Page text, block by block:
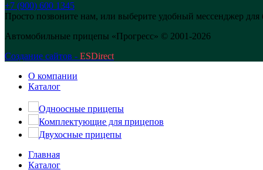
+7 (900) 600 1345
Просто позвоните нам, или выберите удобный мессенджер для
Автомобильные прицепы «Прогресс» © 2001-2026
Создание сайтов - ESDirect
О компании
Каталог
Одноосные прицепы
Комплектующие для прицепов
Двухосные прицепы
Главная
Каталог